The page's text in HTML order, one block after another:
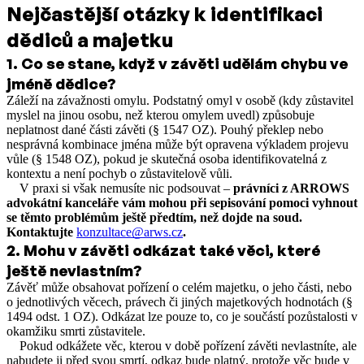
Nejčastější otázky k identifikaci
dědiců a majetku
1. Co se stane, když v závěti udělám chybu ve
jméně dědice?
Záleží na závažnosti omylu. Podstatný omyl v osobě (kdy zůstavitel
myslel na jinou osobu, než kterou omylem uvedl) způsobuje
neplatnost dané části závěti (§ 1547 OZ). Pouhý překlep nebo
nesprávná kombinace jména může být opravena výkladem projevu
vůle (§ 1548 OZ), pokud je skutečná osoba identifikovatelná z
kontextu a není pochyb o zůstavitelově vůli.
V praxi si však nemusíte nic podsouvat – právníci z ARROWS
advokátní kanceláře vám mohou při sepisování pomoci vyhnout
se těmto problémům ještě předtím, než dojde na soud.
Kontaktujte konzultace@arws.cz.
2. Mohu v závěti odkázat také věci, které
ještě nevlastním?
Závěť může obsahovat pořízení o celém majetku, o jeho části, nebo
o jednotlivých věcech, právech či jiných majetkových hodnotách (§
1494 odst. 1 OZ). Odkázat lze pouze to, co je součástí pozůstalosti v
okamžiku smrti zůstavitele.
Pokud odkážete věc, kterou v době pořízení závěti nevlastníte, ale
nabudete ji před svou smrtí, odkaz bude platný, protože věc bude v